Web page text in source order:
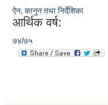
ऐन, कानुन तथा निर्देशिका
आर्थिक वर्ष:
७४/७५